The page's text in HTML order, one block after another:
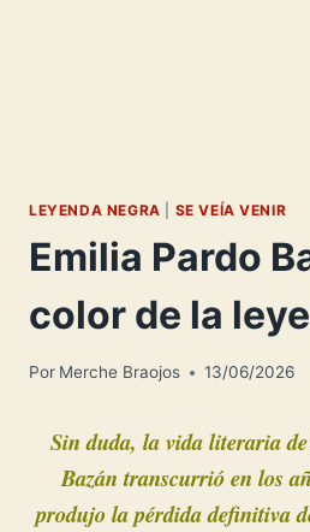
LEYENDA NEGRA SE VEÍA VENIR
Emilia Pardo
color de la
Por Merche Braojos 13/06/2026
Sin duda, la vida literaria
Bazán transcurrió en los
produjo la pérdida definitiva